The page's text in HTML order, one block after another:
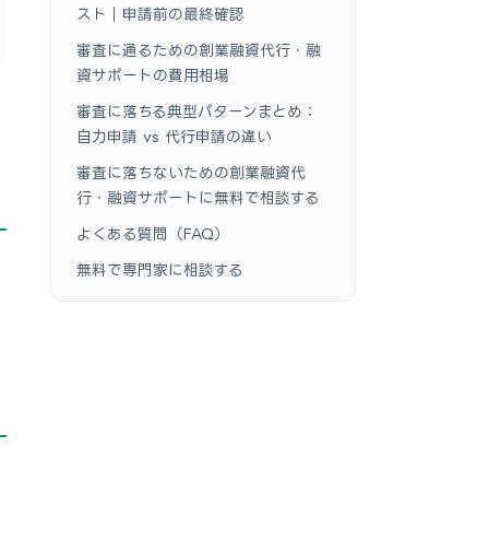
スト｜申請前の最終確認
審査に通るための創業融資代行・融
資サポートの費用相場
審査に落ちる典型パターンまとめ：
自力申請 vs 代行申請の違い
審査に落ちないための創業融資代
行・融資サポートに無料で相談する
よくある質問（FAQ）
無料で専門家に相談する